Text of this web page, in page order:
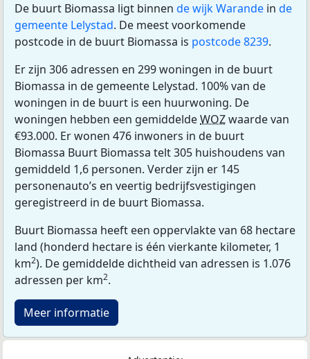
De buurt Biomassa ligt binnen de wijk Warande in de
gemeente Lelystad. De meest voorkomende
postcode in de buurt Biomassa is postcode 8239.
Er zijn 306 adressen en 299 woningen in de buurt
Biomassa in de gemeente Lelystad. 100% van de
woningen in de buurt is een huurwoning. De
woningen hebben een gemiddeldeWOZwaarde van
€93.000. Er wonen 476 inwoners in de buurt
Biomassa Buurt Biomassa telt 305 huishoudens van
gemiddeld 1,6 personen. Verder zijn er 145
personenauto’s en veertig bedrijfsvestigingen
geregistreerd in de buurt Biomassa.
Buurt Biomassa heeft een oppervlakte van 68 hectare
land (honderd hectare is één vierkante kilometer, 1
km2). De gemiddelde dichtheid van adressen is 1.076
adressen per km2.
Meer informatie